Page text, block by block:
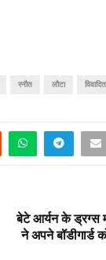
रनौत लौटा विवादित
बेटे आर्यन के ड्रग्स
ने अपने बॉडीगार्ड